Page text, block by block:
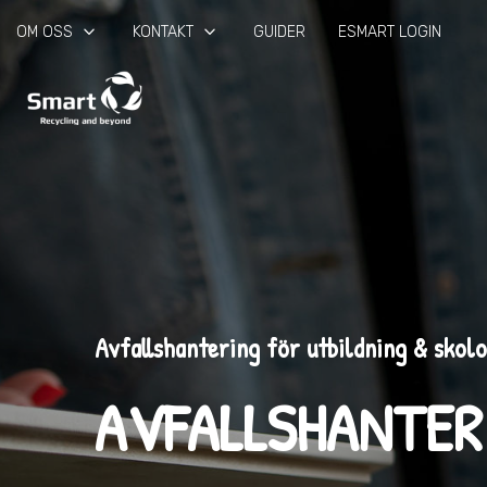
OM OSS keyboard_arrow_down KONTAKT keyboard_arrow_down GUIDER ESMART LOGIN
Avfallshantering för utbildning &